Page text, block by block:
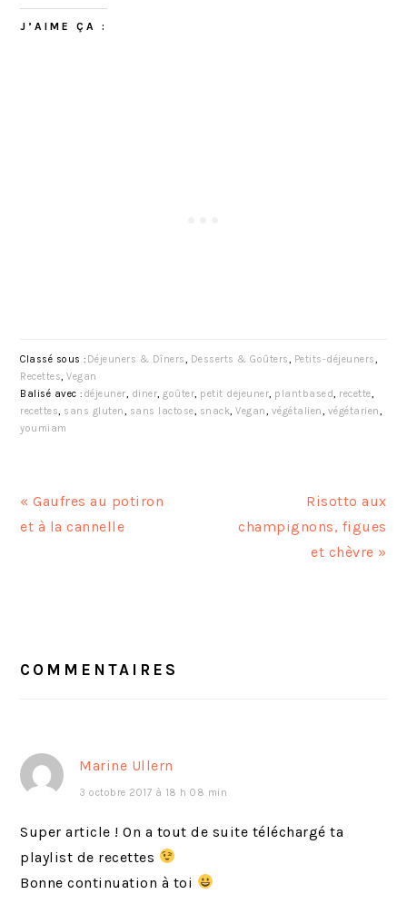
J’AIME ÇA :
Classé sous : Déjeuners & Dîners, Desserts & Goûters, Petits-déjeuners,
Recettes,Vegan
Balisé avec : déjeuner, diner,goûter, petit dejeuner, plantbased, recette,
recettes, sans gluten, sans lactose, snack,Vegan, végétalien, végétarien,
youmiam
A
r
p
c
é
e
n
t
« Gaufres au potiron
et à la cannelle
A
r
t
t
Risotto aux
champignons, figues
et chèvre »
LECTEUR
COMMENTAIRES
Marine Ullern
3 octobre 2017 à 18 h 08 min
Super article ! On a tout de suite téléchargé ta
playlist de recettes
Bonne continuation à toi